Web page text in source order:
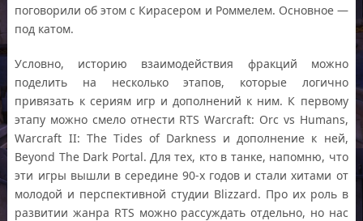
поговорили об этом с Кирасером и Роммелем. Основное —
под катом.
Условно, историю взаимодействия фракций можно
поделить на несколько этапов, которые логично
привязать к сериям игр и дополнений к ним. К первому
этапу можно смело отнести RTS Warcraft: Orc vs Humans,
Warcraft II: The Tides of Darkness и дополнение к ней,
Beyond The Dark Portal. Для тех, кто в танке, напомню, что
эти игры вышли в середине 90-х годов и стали хитами от
молодой и перспективной студии Blizzard. Про их роль в
развитии жанра RTS можно рассуждать отдельно, но нас